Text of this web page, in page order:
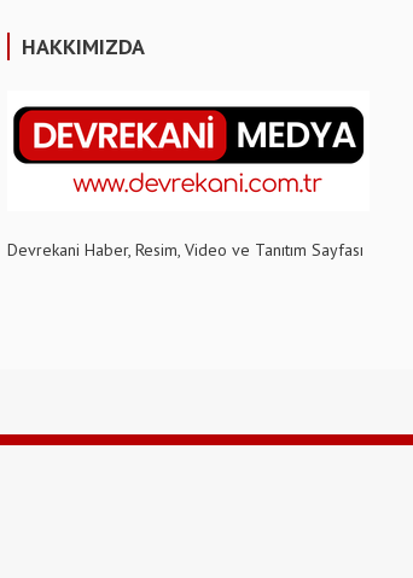
HAKKIMIZDA
Devrekani Haber, Resim, Video ve Tanıtım Sayfası